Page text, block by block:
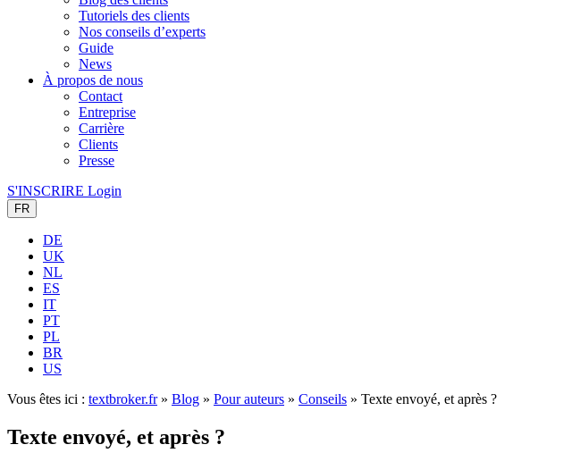
Tutoriels des clients
Nos conseils d’experts
Guide
News
À propos de nous
Contact
Entreprise
Carrière
Clients
Presse
S'INSCRIRE Login
FR
DE
UK
NL
ES
IT
PT
PL
BR
US
Vous êtes ici : textbroker.fr» Blog » Pour auteurs » Conseils » Texte envoyé, et après ?
Texte envoyé, et après ?